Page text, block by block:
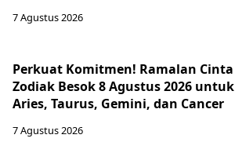
7 Agustus 2026
Perkuat Komitmen! Ramalan Cinta
Zodiak Besok 8 Agustus 2026 untuk
Aries, Taurus, Gemini, dan Cancer
7 Agustus 2026